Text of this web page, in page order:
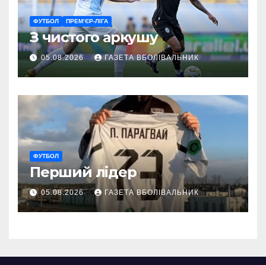
ФУТБОЛ ПРЕМ’ЄР-ЛІГА
З чистого аркушу
05.08.2026 ГАЗЕТА ВБОЛІВАЛЬНИК
ФУТБОЛ
Перший лідер
05.08.2026 ГАЗЕТА ВБОЛІВАЛЬНИК